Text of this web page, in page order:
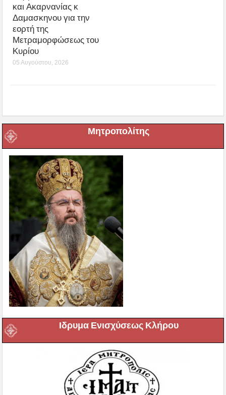
και Ακαρνανίας κ
Δαμασκηνου για την
εορτή της
Μετραμορφώσεως του
Κυρίου
05 Αυγούστου, 2026
Μητροπολίτης
Ιδρυμα Ενισχύσεως Κλήρου